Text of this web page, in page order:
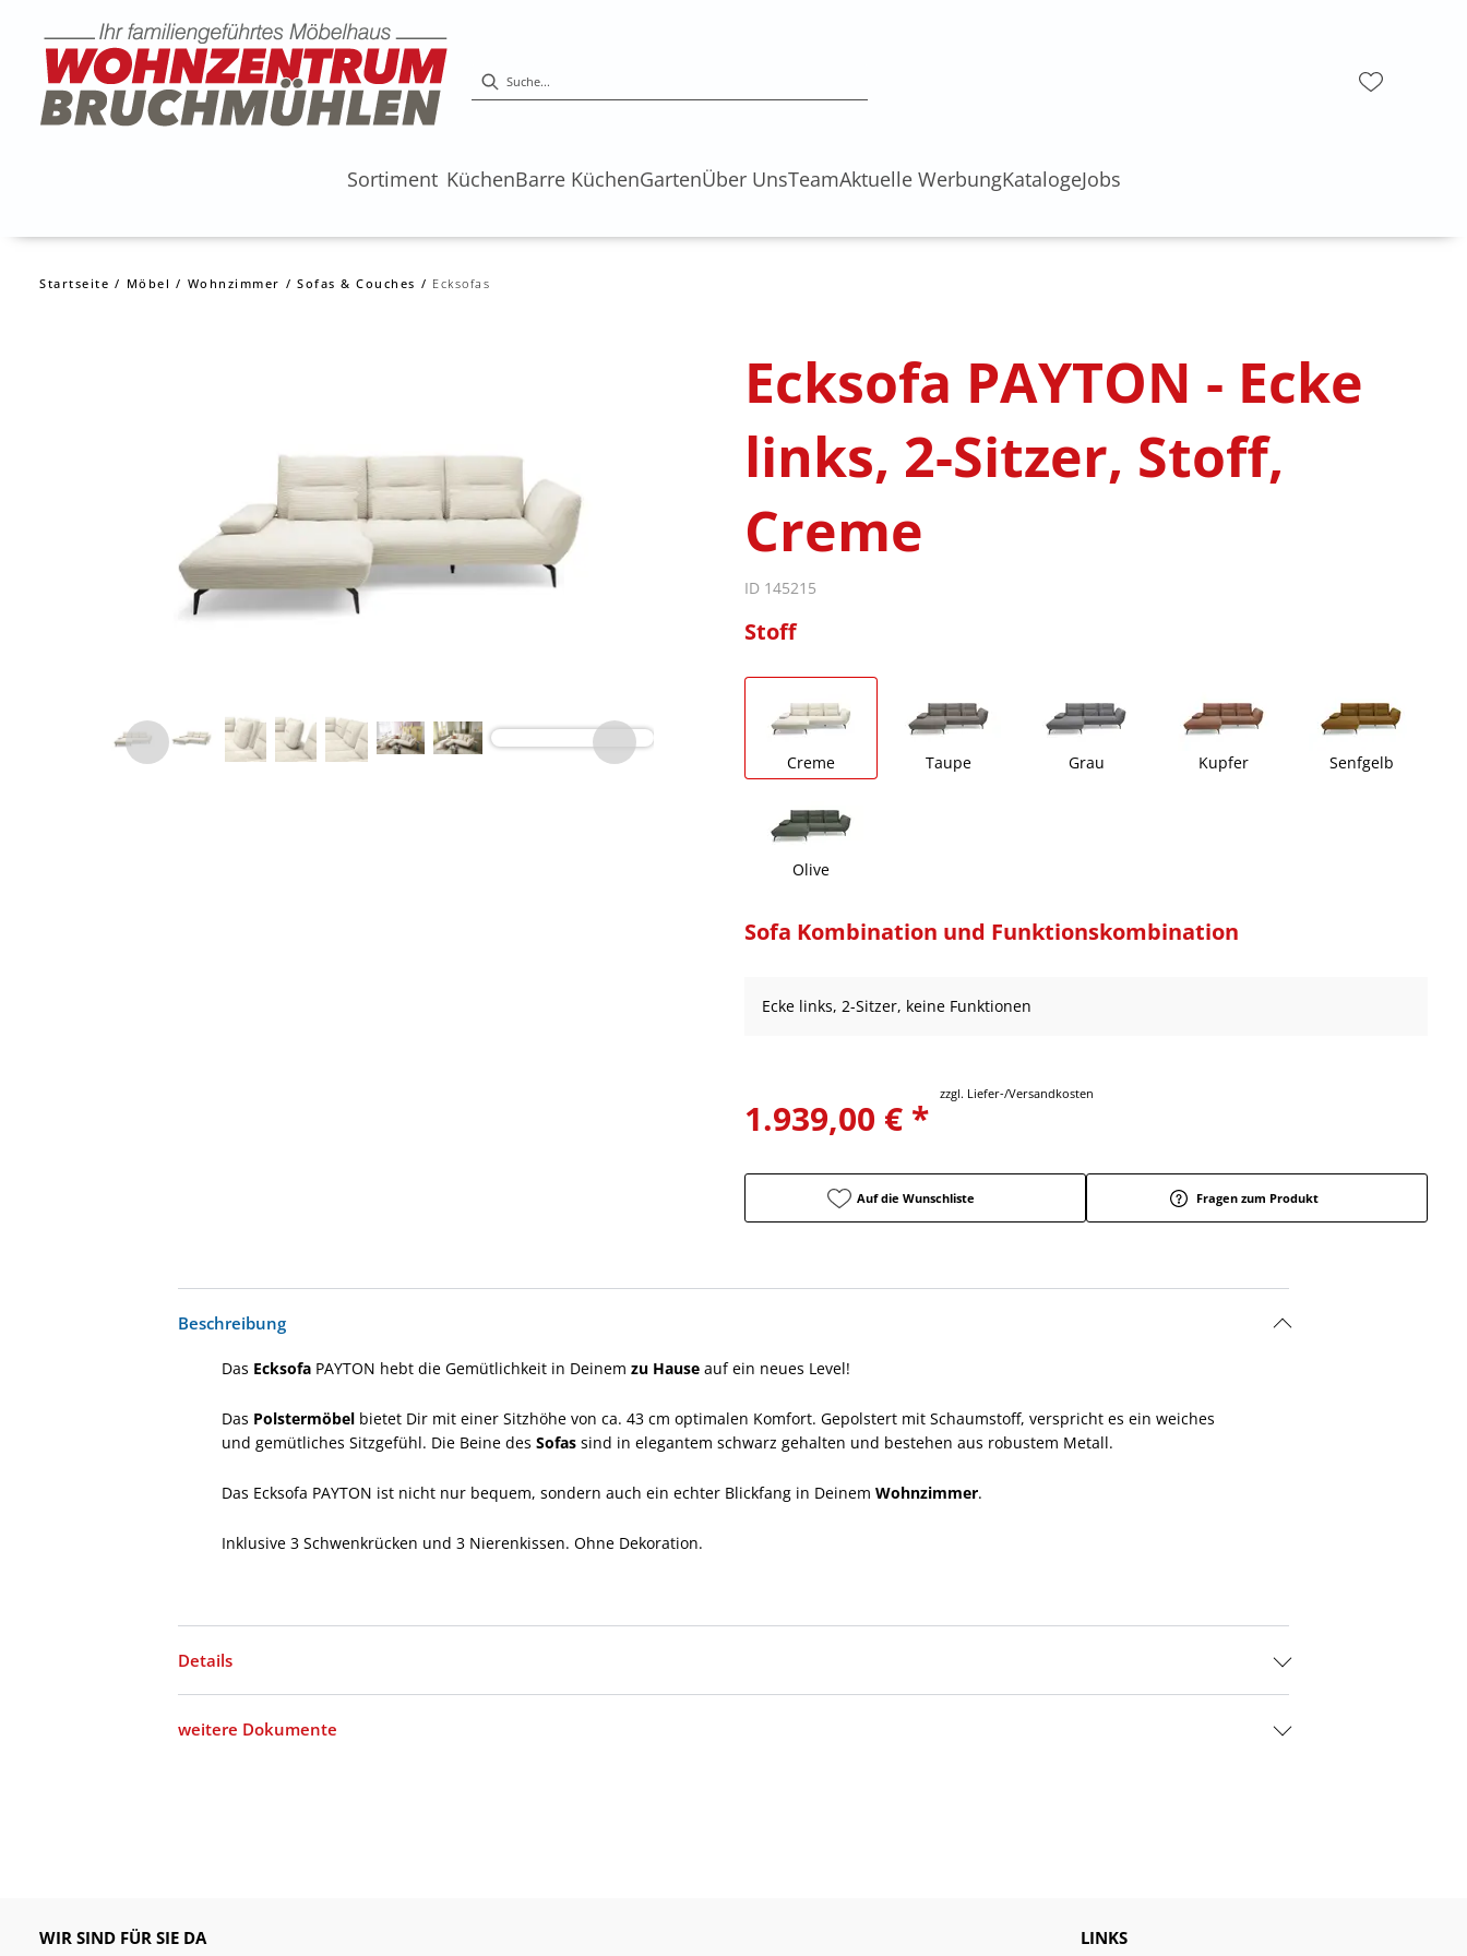
Sortiment KüchenBarre KüchenGartenÜber UnsTeamAktuelle WerbungKatalogeJobs
Startseite Möbel Wohnzimmer Sofas & Couches Ecksofas
Ecksofa PAYTON - Ecke
links, 2-Sitzer, Stoff,
Creme
ID 145215
Stoff
Creme Taupe Grau Kupfer Senfgelb
Olive
Sofa Kombination und Funktionskombination
Ecke links, 2-Sitzer, keine Funktionen
1.939,00 € *
zzgl. Liefer-/Versandkosten
Auf die Wunschliste Fragen zum Produkt
Beschreibung
Das Ecksofa PAYTON hebt die Gemütlichkeit in Deinemzu Hause auf ein neues Level!
Das Polstermöbel bietet Dir mit einer Sitzhöhe von ca. 43 cm optimalen Komfort. Gepolstert mit Schaumstoff, verspricht es ein weiches
und gemütliches Sitzgefühl. Die Beine desSofassind in elegantem schwarz gehalten und bestehen aus robustem Metall.
Das Ecksofa PAYTON ist nicht nur bequem, sondern auch ein echter Blickfang in DeinemWohnzimmer.
Inklusive 3 Schwenkrücken und 3 Nierenkissen. Ohne Dekoration.
Details
weitere Dokumente
WIR SIND FÜR SIE DA LINKS